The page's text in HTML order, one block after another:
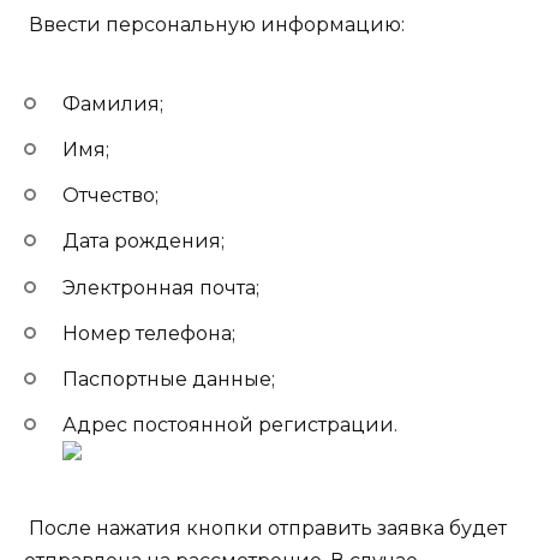
Ввести персональную информацию:
Фамилия;
Имя;
Отчество;
Дата рождения;
Электронная почта;
Номер телефона;
Паспортные данные;
Адрес постоянной регистрации.
После нажатия кнопки отправить заявка будет